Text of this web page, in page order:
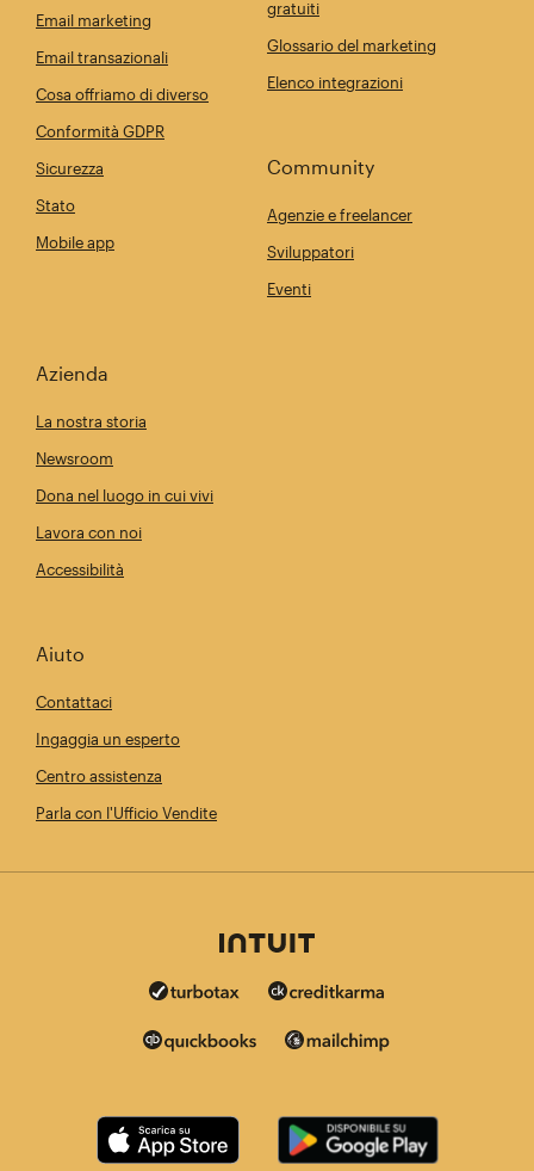
Email marketing
Email transazionali
Cosa offriamo di diverso
Conformità GDPR
Sicurezza
Stato
Mobile app
gratuiti
Glossario del marketing
Elenco integrazioni
Community
Agenzie e freelancer
Sviluppatori
Eventi
Azienda
La nostra storia
Newsroom
Dona nel luogo in cui vivi
Lavora con noi
Accessibilità
Aiuto
Contattaci
Ingaggia un esperto
Centro assistenza
Parla con l'Ufficio Vendite